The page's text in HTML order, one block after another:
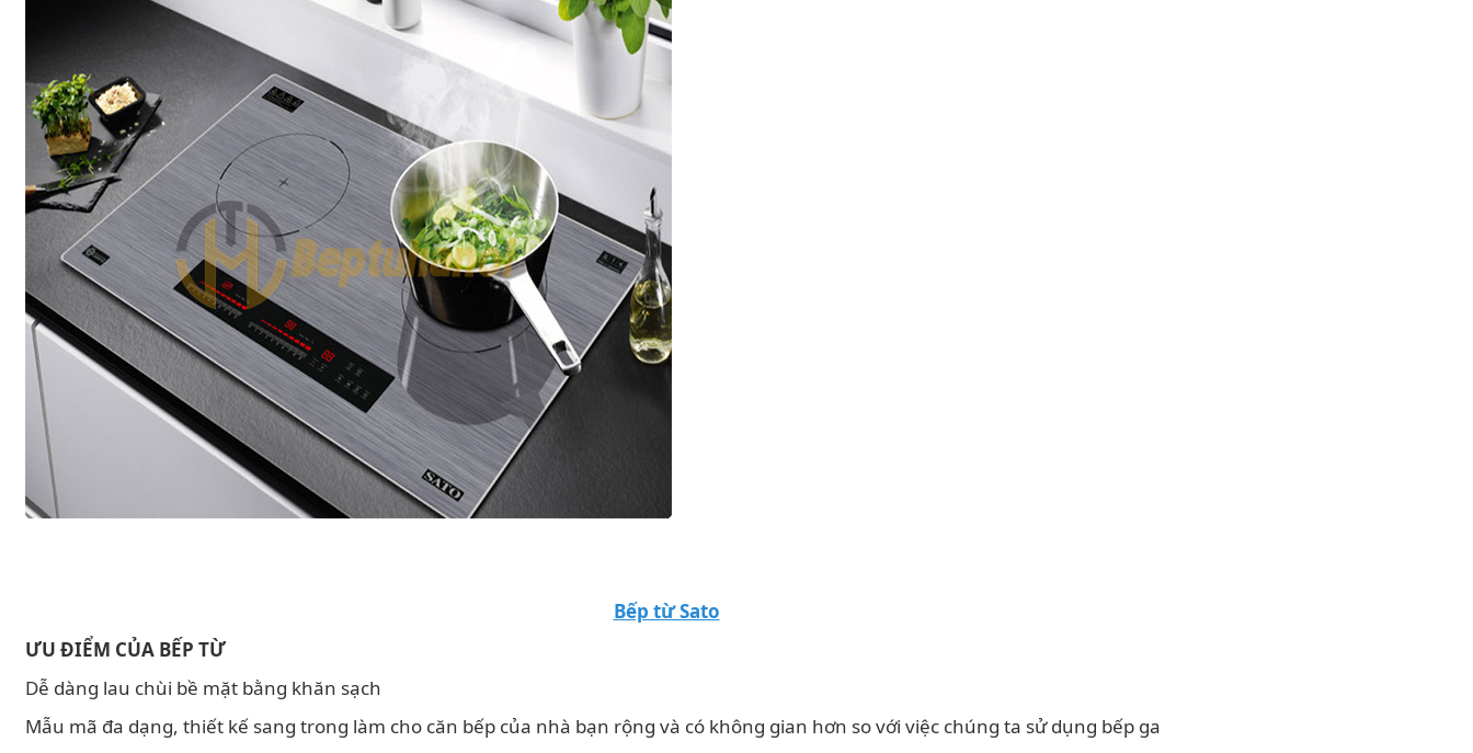
Bếp từ Sato
ƯU ĐIỂM CỦA BẾP TỪ
Dễ dàng lau chùi bề mặt bằng khăn sạch
Mẫu mã đa dạng, thiết kế sang trong làm cho căn bếp của nhà bạn rộng và có không gian hơn so với việc chúng ta sử dụng bếp ga